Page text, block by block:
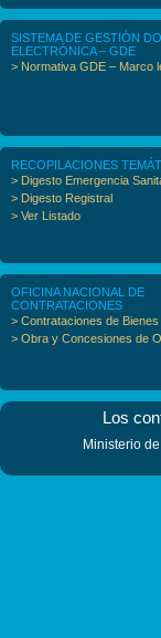
SISTEMA DE GESTIÓN
ELECTRÓNICA – GDE
> Normativa GDE – Marco
RECOPILACIONES
> Digesto Emergencia
> Digesto Registral
> Ver Listado
OFICINA NACIONAL DE
CONTRATACIONES
> Contrataciones de
> Obra y Concesiones de
Los
Ministerio